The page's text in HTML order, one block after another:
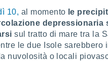
10, al momento le
depressionaria
sul tratto di mare tra la
le due Isole sarebbero
nuvolosità o locali